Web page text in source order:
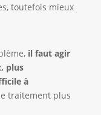
toutefois mieux
il faut agir
plus
à
traitement plus